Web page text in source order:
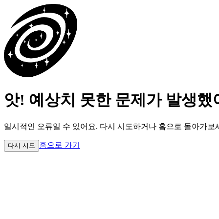
앗! 예상치 못한 문제가 발생했
일시적인 오류일 수 있어요. 다시 시도하거나 홈으로 돌아가보
다시 시도 홈으로 가기